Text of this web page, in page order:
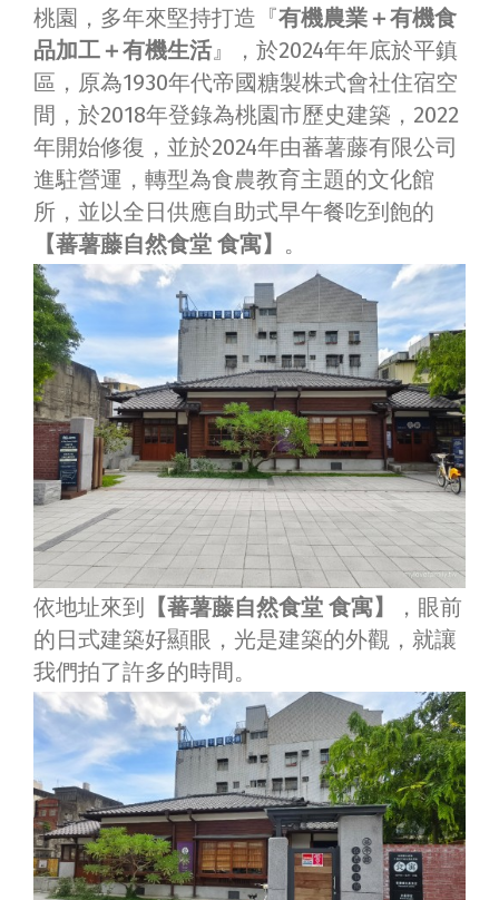
桃園，多年來堅持打造『有機農業＋有機食
品加工＋有機生活』，於2024年年底於平鎮
區，原為1930年代帝國糖製株式會社住宿空
間， 於2018年登錄為桃園市歷史建築 ， 2022
年開始修復，並於2024年由蕃薯藤有限公司
進駐營運，轉型為食農教育主題的文化館
所，並以全日供應自助式早午餐吃到飽的
【蕃薯藤自然食堂 食寓】 。
依地址來到 【蕃薯藤自然食堂 食寓】
，眼前
的日式建築好顯眼，光是建築的外觀，就讓
我們拍了許多的時間。